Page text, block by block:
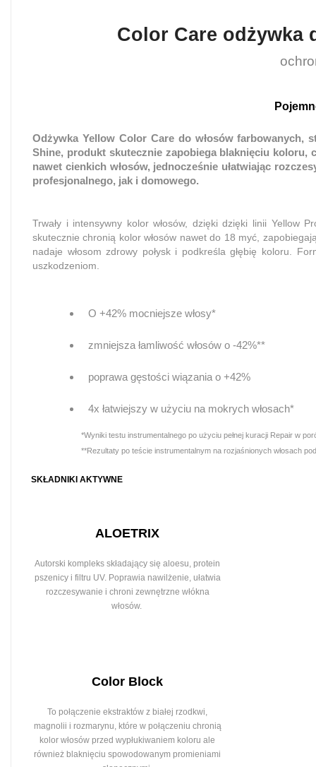
Color Care odżywka
Odżywka Yellow Color Care do włosów
Shine, produkt skutecznie zapobiega blaknięciu koloru,
nawet cienkich włosów, jednocześnie ułatwiając
profesjonalnego, jak i domowego.
Trwały i intensywny kolor włosów, dzięki dzięki linii Yellow
skutecznie chronią kolor włosów nawet do 18 myć,
nadaje włosom zdrowy połysk i podkreśla głębię koloru.
uszkodzeniom.
O +42% mocniejsze włosy*
zmniejsza łamliwość włosów o -42%**
poprawa gęstości wiązania o +42%
4x łatwiejszy w użyciu na mokrych włosach*
*Wyniki testu instrumentalnego po użyciu pełnej kuracji Repair w
**Rezultaty po teście instrumentalnym na rozjaśnionych włosach
SKŁADNIKI AKTYWNE
ALOETRIX
Autorski kompleks składający się aloesu, protein
pszenicy i filtru UV. Poprawia nawilżenie, ułatwia
rozczesywanie i chroni zewnętrzne włókna
włosów.
Color Block
To połączenie ekstraktów z białej rzodkwi,
magnolii i rozmarynu, które w połączeniu chronią
kolor włosów przed wypłukiwaniem koloru ale
również blaknięciu spowodowanym promieniami